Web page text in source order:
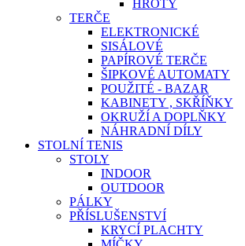
HROTY
TERČE
ELEKTRONICKÉ
SISÁLOVÉ
PAPÍROVÉ TERČE
ŠIPKOVÉ AUTOMATY
POUŽITÉ - BAZAR
KABINETY , SKŘÍŇKY
OKRUŽÍ A DOPLŇKY
NÁHRADNÍ DÍLY
STOLNÍ TENIS
STOLY
INDOOR
OUTDOOR
PÁLKY
PŘÍSLUŠENSTVÍ
KRYCÍ PLACHTY